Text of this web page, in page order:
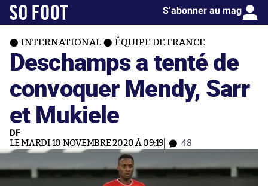
S’abonner au mag
INTERNATIONAL ÉQUIPE DE FRANCE
Deschamps a tenté de
convoquer Mendy, Sarr
et Mukiele
DF
LE MARDI 10 NOVEMBRE 2020 À 09:19 48